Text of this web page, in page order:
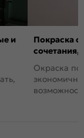
и
Покраска
сочетания,
Окраска